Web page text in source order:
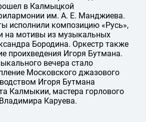
в Калмыцкой
им. А. Е. Манджиева.
исполнили композицию «Русь»,
на мотивы из музыкальных
Бородина. Оркестр также
проихведения Игоря Бутмана.
вечера стало
Московского джазового
Игоря Бутмана
Калмыкии, мастера горлового
Каруева.